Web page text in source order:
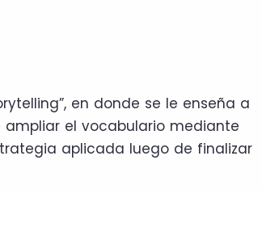
en donde se le enseña a
el vocabulario mediante
aplicada luego de finalizar